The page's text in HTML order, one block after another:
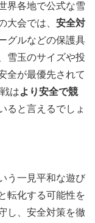
界各地で公式な雪
大会では、 安全対
グルなどの保護具
雪玉のサイズや投
全が最優先されて
はより安全で競
ると言えるでしょ
う一見平和な遊び
転化する可能性を
し、安全対策を徹